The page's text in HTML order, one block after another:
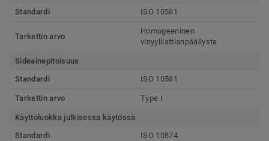
Standardi
ISO 10581
Tarkettin arvo
Homogeeninen
vinyylilattianpäällyste
Sideainepitoisuus
Standardi
ISO 10581
Tarkettin arvo Type I
Käyttöluokka julkisessa käytössä
Standardi
ISO 10874